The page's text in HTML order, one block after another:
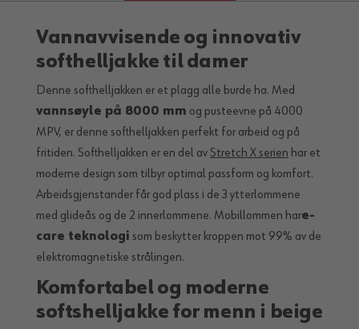
Vannavvisende og innovativ
softhelljakke til damer
Denne softhelljakken er et plagg alle burde ha. Med
vannsøyle på 8000 mm og pusteevne på 4000
MPV, er denne softhelljakken perfekt for arbeid og på
fritiden. Softhelljakken er en del av Stretch X serien har et
moderne design som tilbyr optimal passform og komfort.
Arbeidsgjenstander får god plass i de 3 ytterlommene
med glideås og de 2 innerlommene. Mobillommen hare-
care teknologi som beskytter kroppen mot 99% av de
elektromagnetiske strålingen.
Komfortabel og moderne
softshelljakke for menn i beige